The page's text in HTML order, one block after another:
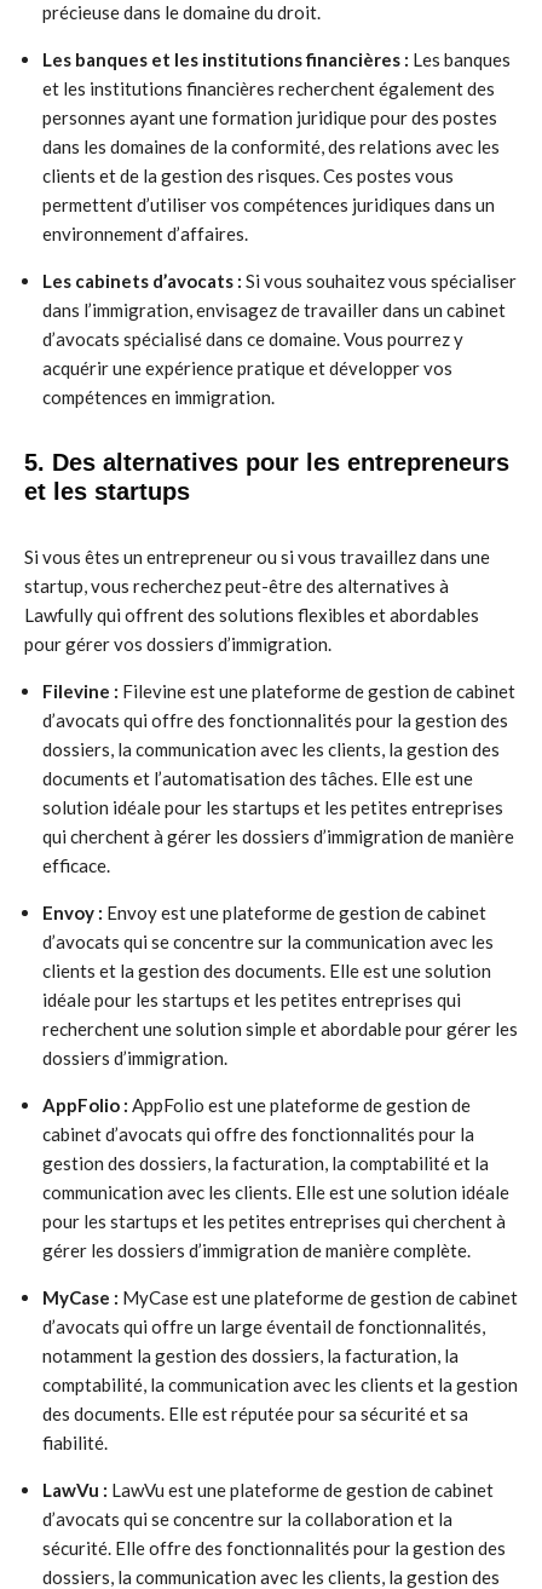
précieuse dans le domaine du droit.
Les banques et les institutions financières : Les banques
et les institutions financières recherchent également des
personnes ayant une formation juridique pour des postes
dans les domaines de la conformité, des relations avec les
clients et de la gestion des risques. Ces postes vous
permettent d’utiliser vos compétences juridiques dans un
environnement d’affaires.
Les cabinets d’avocats : Si vous souhaitez vous spécialiser
dans l’immigration, envisagez de travailler dans un cabinet
d’avocats spécialisé dans ce domaine. Vous pourrez y
acquérir une expérience pratique et développer vos
compétences en immigration.
5. Des alternatives pour les entrepreneurs
et les startups
Si vous êtes un entrepreneur ou si vous travaillez dans une
startup, vous recherchez peut-être des alternatives à
Lawfully qui offrent des solutions flexibles et abordables
pour gérer vos dossiers d’immigration.
Filevine : Filevine est une plateforme de gestion de cabinet
d’avocats qui offre des fonctionnalités pour la gestion des
dossiers, la communication avec les clients, la gestion des
documents et l’automatisation des tâches. Elle est une
solution idéale pour les startups et les petites entreprises
qui cherchent à gérer les dossiers d’immigration de manière
efficace.
Envoy : Envoy est une plateforme de gestion de cabinet
d’avocats qui se concentre sur la communication avec les
clients et la gestion des documents. Elle est une solution
idéale pour les startups et les petites entreprises qui
recherchent une solution simple et abordable pour gérer les
dossiers d’immigration.
AppFolio : AppFolio est une plateforme de gestion de
cabinet d’avocats qui offre des fonctionnalités pour la
gestion des dossiers, la facturation, la comptabilité et la
communication avec les clients. Elle est une solution idéale
pour les startups et les petites entreprises qui cherchent à
gérer les dossiers d’immigration de manière complète.
MyCase : MyCase est une plateforme de gestion de cabinet
d’avocats qui offre un large éventail de fonctionnalités,
notamment la gestion des dossiers, la facturation, la
comptabilité, la communication avec les clients et la gestion
des documents. Elle est réputée pour sa sécurité et sa
fiabilité.
LawVu : LawVu est une plateforme de gestion de cabinet
d’avocats qui se concentre sur la collaboration et la
sécurité. Elle offre des fonctionnalités pour la gestion des
dossiers, la communication avec les clients, la gestion des